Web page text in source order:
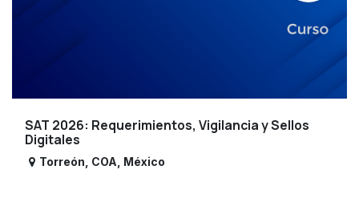
SAT 2026: Requerimientos, Vigilancia y Sellos
Digitales
Torreón COA México